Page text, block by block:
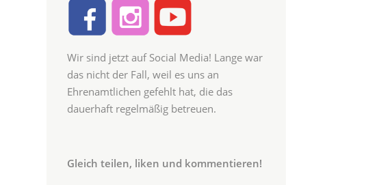
Wir sind jetzt auf Social Media! Lange war
das nicht der Fall, weil es uns an
Ehrenamtlichen gefehlt hat, die das
dauerhaft regelmäßig betreuen.
Gleich teilen, liken und kommentieren!